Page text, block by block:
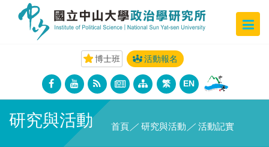
博士班 活動報名
繁 EN
研究與活動 首頁 ／ 研究與活動 ／ 活動記實